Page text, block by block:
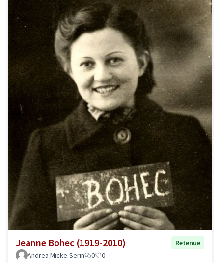
Jeanne Bohec (1919-2010)
Retenue
Andrea Micke-Serin
0 0